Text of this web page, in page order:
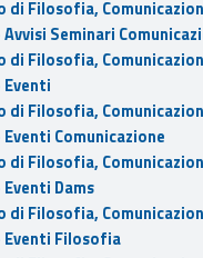
di Filosofia,
Seminari
di Filosofia,
di Filosofia,
Comunicazione
di Filosofia,
Dams
di Filosofia,
Filosofia